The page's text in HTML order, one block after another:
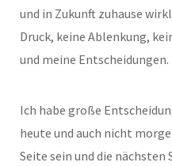
und in Zukunft zuhause
Druck, keine Ablenkung,
und meine Entscheidungen.
Ich habe große
heute und auch nicht
Seite sein und die